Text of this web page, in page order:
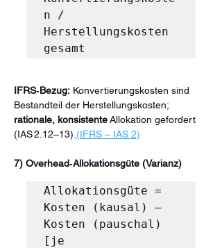
n /
Herstellungskosten
IFRS‑Bezug: Konvertierungskosten sind
Bestandteil der Herstellungskosten;
rationale, konsistente Allokation gefordert
(IAS 2.12–13). (IFRS – IAS 2)
7) Overhead‑Allokationsgüte (Varianz)
Allokationsgüte =
Kosten (kausal) –
Kosten (pauschal)
[je